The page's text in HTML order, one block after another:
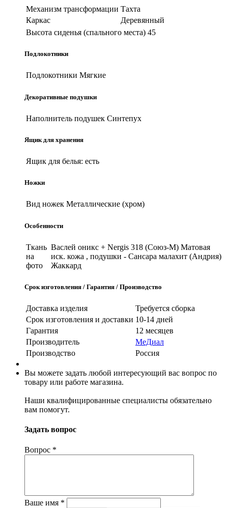
Механизм трансформации Тахта
Каркас
Деревянный
Высота сиденья (спального места) 45
Подлокотники
Подлокотники Мягкие
Декоративные подушки
Наполнитель подушек Синтепух
Ящик для хранения
Ящик для белья: есть
Ножки
Вид ножек Металлические (хром)
Особенности
Ткань
на
фото
Васлей оникс + Nergis 318 (Союз-М) Матовая
иск. кожа , подушки - Сансара малахит (Андрия)
Жаккард
Срок изготовления / Гарантия / Производство
Доставка изделия
Требуется сборка
Срок изготовления и доставки 10-14 дней
Гарантия
12 месяцев
Производитель
МеДиал
Производство
Россия
Вы можете задать любой интересующий вас вопрос по
товару или работе магазина.
Наши квалифицированные специалисты обязательно
вам помогут.
Задать вопрос
Вопрос *
Ваше имя *